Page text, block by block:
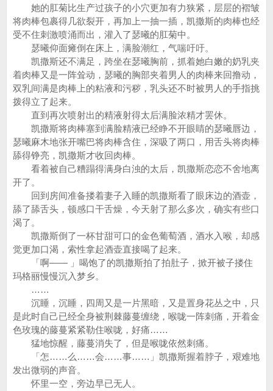
她的肛菊比生产过孩子的小穴更加有力狭紧，层层的褶皱
将肉棒包裹得几欲裂开，再加上一抽一插，凯撒斯的肉棒也经
受不住刺激喷涌而出，灌入了瑟曦的肛菊中。
瑟曦仰面瘫倒在床上，满脸潮红，气喘吁吁。
凯撒斯还不满足，跨坐在瑟曦胸前，抓着她白嫩的奶乳夹
着肉棒又是一阵耸动，瑟曦的胸部夹着男人的肉棒来回撸动，
双乳间满是肉棒上的粘液和污秽，乳头还不时被男人的手指挑
拨得立了起来。
直到再次喷射出的精液射得太后满脸浓精才罢休。
凯撒斯将肉棒塞到满脸精液已经睁不开眼睛的瑟曦唇边，
瑟曦麻木地张开嘴巴将肉棒含住，深吸了两口，用舌头将肉棒
舔得铮亮，凯撒斯才收回肉棒。
看着被自己糟蹋得满身白浊的太后，凯撒斯恋恋不舍地离
开了。
回到房间准备搂着妻子入睡的凯撒斯看了眼床边的酒壶，
舔了舔舌头，顿感口干舌燥，今天射了那么多次，确实有些口
渴了。
凯撒斯倒了一杯甘甜可口的金色葡萄酒，酒水入喉，却感
觉更加口渴，索性拿起酒壶直接喝了起来。
「啊—— 」喝饱了的凯撒斯拍了拍肚子，掀开被子搂住
玛格丽慢慢沉入梦乡。
……
沉睡，沉睡，四周又是一片黑暗，又是置身花丛之中，只
是此时自己已经全身被荆棘藤蔓缠绕，喉咙一阵刺痛，开着金
色玫瑰的藤蔓紧紧勒住喉咙，好痛……
猛地惊醒，藤蔓消失了，但是喉咙依然刺痛。
「怎……么……会……事……」凯撒斯握着脖子，艰难地
发出微弱的声音。
怀里一空，旁边早已无人。